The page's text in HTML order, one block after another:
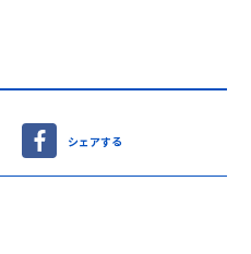
シェアする